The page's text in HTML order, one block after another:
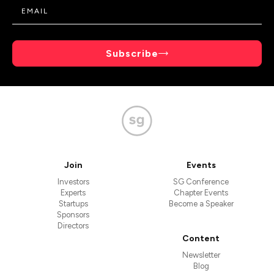
Subscribe
Join
Investors
Experts
Startups
Sponsors
Directors
Events
SG Conference
Chapter Events
Become a Speaker
Content
Newsletter
Blog